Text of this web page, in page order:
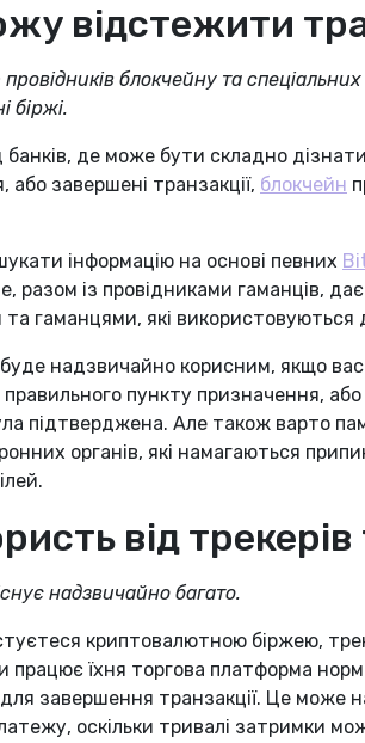
відстежити
блокчейну та спеціальних
біржі.
банків, де може бути складно
або завершені транзакції, блокчейн
інформацію на основі певних
разом із провідниками гаманців,
гаманцями, які використовуються
надзвичайно корисним, якщо
пункту призначення,
підтверджена. Але також варто
органів, які намагаються
від
надзвичайно багато.
криптовалютною біржею,
працює їхня торгова платформа
завершення транзакції. Це може
оскільки тривалі затримки